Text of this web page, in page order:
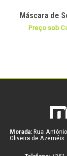
Máscara de
Preço sob
Morada: Rua
Oliveira de Azeméis